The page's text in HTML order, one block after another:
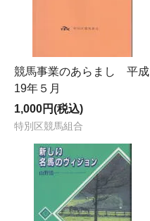
競馬事業のあらまし 平成
19年５月
1,000円(税込)
特別区競馬組合